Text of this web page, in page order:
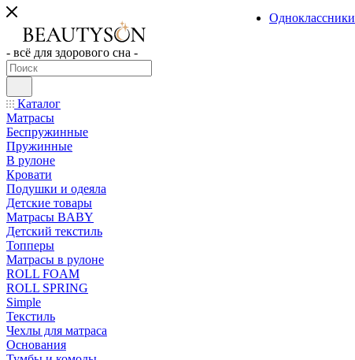
- всё для здорового сна -
Каталог
Матрасы
Беспружинные
Пружинные
В рулоне
Кровати
Подушки и одеяла
Детские товары
Матрасы BABY
Детский текстиль
Топперы
Матрасы в рулоне
ROLL FOAM
ROLL SPRING
Simple
Текстиль
Чехлы для матраса
Основания
Одноклассники